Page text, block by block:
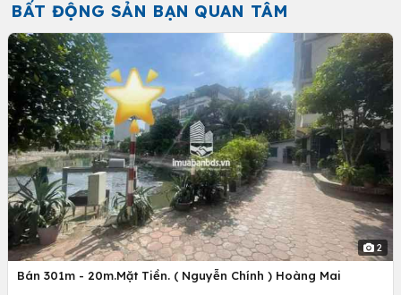
BẤT ĐỘNG SẢN BẠN QUAN TÂM
2
Bán 301m - 20m.Mặt Tiền. ( Nguyễn Chính ) Hoàng Mai